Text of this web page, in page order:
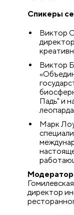
Спикеры
Виктор
Виктор
Падь" и
Марк
Модератор
директор